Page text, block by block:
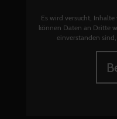
Es wird versucht, Inhalte
können Daten an Dritte
einverstanden